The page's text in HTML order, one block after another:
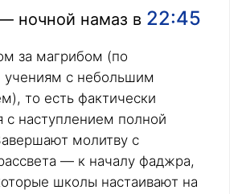
ночной намаз в 22:45
за магрибом (по
учениям с небольшим
то есть фактически
с наступлением полной
молитву с
— к началу фаджра,
школы настаивают на